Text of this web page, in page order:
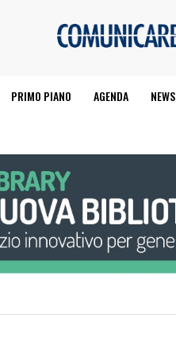
PRIMO PIANO AGENDA NEWS